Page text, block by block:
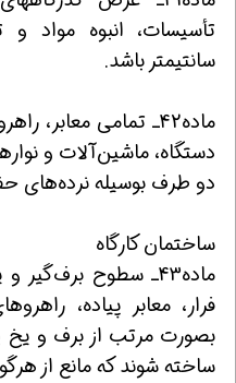
سانتیمتر باشد.
ماده42ـ تمامی
دستگاه، ماشین‌آلات و
دو طرف بوسیله نرده‌های
ساختمان کارگاه
ماده43ـ سطوح برف‌گیر
فرار، معابر پیاده،
بصورت مرتب از برف و یخ
ساخته شوند که مانع از